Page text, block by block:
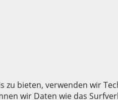
zu bieten, verwenden wir
wir Daten wie das